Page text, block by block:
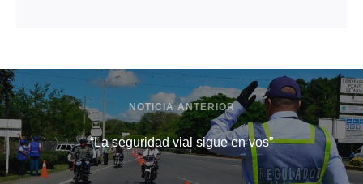
NOTICIA ANTERIOR
“La seguridad vial sigue en vos”